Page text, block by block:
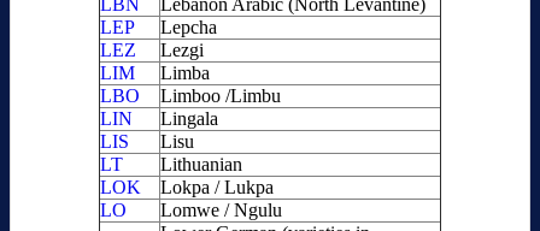
LBN
Lebanon Arabic (North Levantine)
LEP
Lepcha
LEZ
Lezgi
LIM
Limba
LBO
Limboo /Limbu
LIN
Lingala
LIS
Lisu
LT
Lithuanian
LOK
Lokpa / Lukpa
LO
Lomwe / Ngulu